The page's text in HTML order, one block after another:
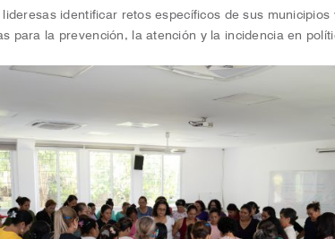
identificar retos específicos de sus municipios
para la prevención, la atención y la incidencia en